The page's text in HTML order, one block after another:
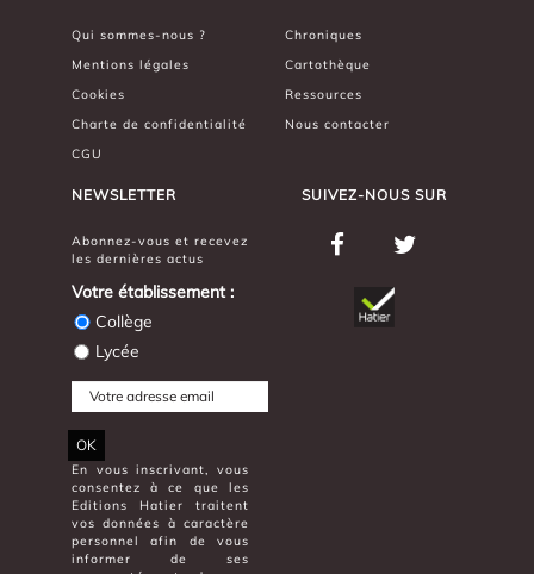
Qui sommes-nous ?
Mentions légales
Cookies
Charte de confidentialité
CGU
Chroniques
Cartothèque
Ressources
Nous contacter
NEWSLETTER
Abonnez-vous et recevez
les dernières actus
Votre établissement :
Collège
Lycée
OK
En vous inscrivant, vous
consentez à ce que les
Editions Hatier traitent
vos données à caractère
personnel afin de vous
informer de ses
SUIVEZ-NOUS SUR